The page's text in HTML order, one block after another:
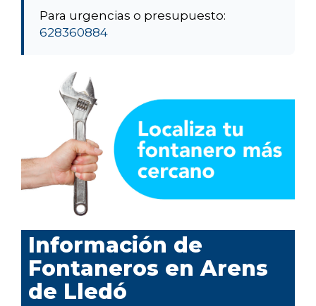
Para urgencias o presupuesto:
628360884
Información de
Fontaneros en Arens
de Lledó